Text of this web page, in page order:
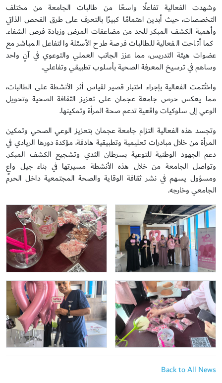
وشهدت الفعالية تفاعلًا واسعًا من طالبات الجامعة من مختلف
التخصصات، حيث أبدين اهتمامًا كبيرًا بالتعرف على طرق الفحص الذاتي
وأهمية الكشف المبكر للحد من مضاعفات المرض وزيادة فرص الشفاء.
كما أتاحت الفعالية للطالبات فرصة طرح الأسئلة والتفاعل المباشر مع
عضوات هيئة التدريس، مما عزز الجانب العملي والتوعوي في آنٍ واحد
وساهم في ترسيخ المعرفة الصحية بأسلوب تطبيقي وتفاعلي.
واختُتمت الفعالية بإجراء اختبار قصير لقياس أثر الأنشطة على الطالبات،
مما يعكس حرص جامعة عجمان على تعزيز الثقافة الصحية وتحويل
الوعي إلى سلوكيات واقعية تدعم صحة المرأة وتمكينها.
وتجسد هذه الفعالية التزام جامعة عجمان بتعزيز الوعي الصحي وتمكين
المرأة من خلال مبادرات تعليمية وتطبيقية هادفة، مؤكدة دورها الريادي في
دعم الجهود الوطنية للتوعية بسرطان الثدي وتشجيع الكشف المبكر.
وتواصل الجامعة من خلال هذه الأنشطة مسيرتها في بناء جيل واعٍ
ومسؤول يسهم في نشر ثقافة الوقاية والصحة المجتمعية داخل الحرم
الجامعي وخارجه.
Back to All News